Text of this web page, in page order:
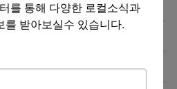
07/12/26
를 통해 다양한 로컬소식과
를 받아보실수 있습니다.